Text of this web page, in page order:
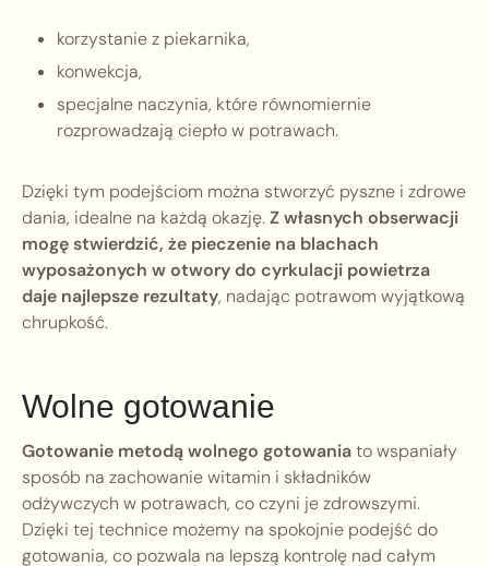
korzystanie z piekarnika,
konwekcja,
specjalne naczynia, które równomiernie
rozprowadzają ciepło w potrawach.
Dzięki tym podejściom można stworzyć pyszne i zdrowe
dania, idealne na każdą okazję.Z własnych obserwacji
mogę stwierdzić, że pieczenie na blachach
wyposażonych w otwory do cyrkulacji powietrza
daje najlepsze rezultaty, nadając potrawom wyjątkową
chrupkość.
Wolne gotowanie
Gotowanie metodą wolnego gotowaniato wspaniały
sposób na zachowanie witamin i składników
odżywczych w potrawach, co czyni je zdrowszymi.
Dzięki tej technice możemy na spokojnie podejść do
gotowania, co pozwala na lepszą kontrolę nad całym